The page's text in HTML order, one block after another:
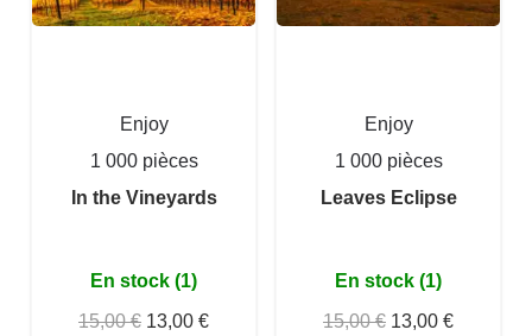
Enjoy
1 000 pièces
In the Vineyards
En stock (1)
15,00 € 13,00 €
Enjoy
1 000 pièces
Leaves Eclipse
En stock (1)
15,00 € 13,00 €